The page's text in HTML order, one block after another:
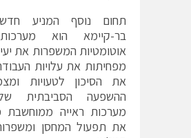
תחום נוסף המניע
בר-קיימא הוא מערכות
אוטומטיות המשפרות את
מפחיתות את עלויות
את הסיכון לטעויות
ההשפעה הסביבתית
מערכות ראייה ממוחשבת
את תפעול המחסן